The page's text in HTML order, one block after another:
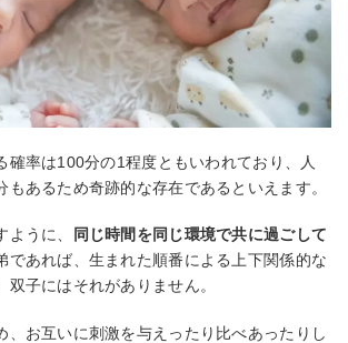
確率は100分の1程度ともいわれており、人
もあるため奇跡的な存在であるといえます。
うに、
同じ時間を同じ環境で共に過ごして
であれば、生まれた順番による上下関係的な
子にはそれがありません。
、お互いに刺激を与えったり比べあったりし